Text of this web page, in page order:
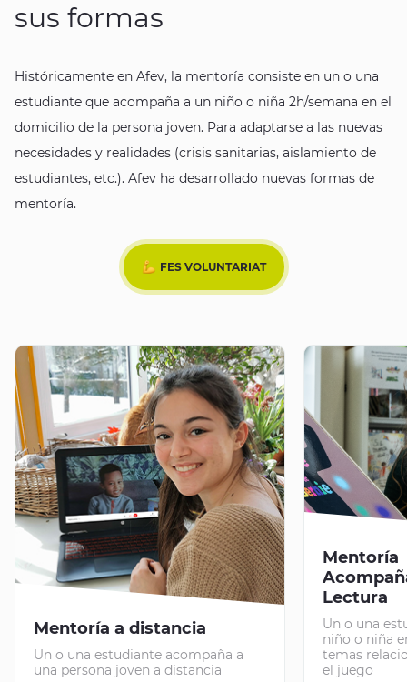
sus formas
Históricamente en Afev, la mentoría consiste en un o una
estudiante que acompaña a un niño o niña 2h/semana en el
domicilio de la persona joven. Para adaptarse a las nuevas
necesidades y realidades (crisis sanitarias, aislamiento de
estudiantes, etc.). Afev ha desarrollado nuevas formas de
mentoría.
FES VOLUNTARIAT
Mentoría a distancia
Un o una estudiante acompaña a
una persona joven a distancia
Mentoría
Lectura
Un o una
niño o niña
temas
el juego